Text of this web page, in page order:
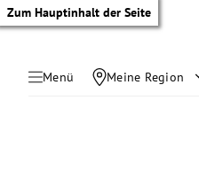
Zum Hauptinhalt der Seite
Menü Meine Region